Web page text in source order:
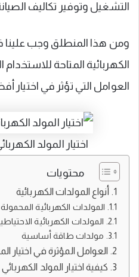
التشغيل وتوفير تكاليف
ومن هذا المنطلق وجب علينا
الكهربائية المتاحة للاستخدام
العوامل التي تؤثر في اختيار
اختيار المولد
محتويات
أنواع المولدات الكهربائية
المولدات الكهربائية المحمولة
المولدات الكهربائية
مولدات طاقة أساسية
العوامل المؤثرة في اختيار
كيفية اختيار المولد